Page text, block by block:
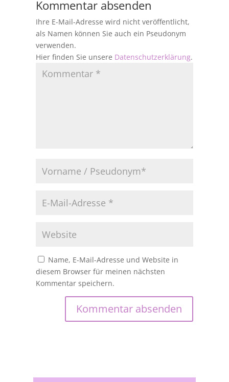
Kommentar absenden
Ihre E-Mail-Adresse wird nicht veröffentlicht,
als Namen können Sie auch ein Pseudonym
verwenden.
Hier finden Sie unsere Datenschutzerklärung.
Name, E-Mail-Adresse und Website in
diesem Browser für meinen nächsten
Kommentar speichern.